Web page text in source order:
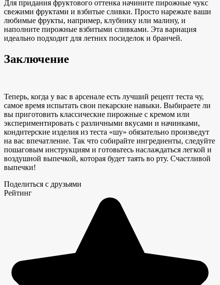
Для придания фруктового оттенка начините пирожные чукс
свежими фруктами и взбитые сливки. Просто нарежьте ваши
любимые фрукты, например, клубнику или малину, и
наполните пирожные взбитыми сливками. Эта вариация
идеально подходит для летних посиделок и бранчей.
Заключение
Теперь, когда у вас в арсенале есть лучший рецепт теста чу,
самое время испытать свои пекарские навыки. Выбираете ли
вы приготовить классические пирожные с кремом или
экспериментировать с различными вкусами и начинками,
кондитерские изделия из теста «шу» обязательно произведут
на вас впечатление. Так что собирайте ингредиенты, следуйте
пошаговым инструкциям и готовьтесь наслаждаться легкой и
воздушной выпечкой, которая будет таять во рту. Счастливой
выпечки!
Поделиться с друзьями
Рейтинг